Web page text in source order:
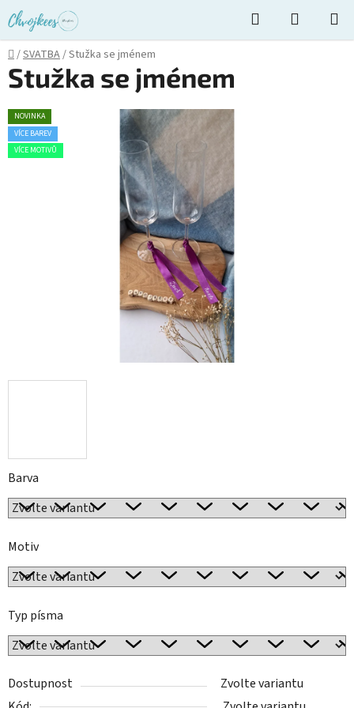
Přejít
na
obsah
Hledat
KOŠÍK
Domů
/SVATBA/Stužka se jménem
Barva
Motiv
Typ písma
Dostupnost
Zvolte variantu
Stužka se jménem
NOVINKA
VÍCE BAREV
VÍCE MOTIVŮ